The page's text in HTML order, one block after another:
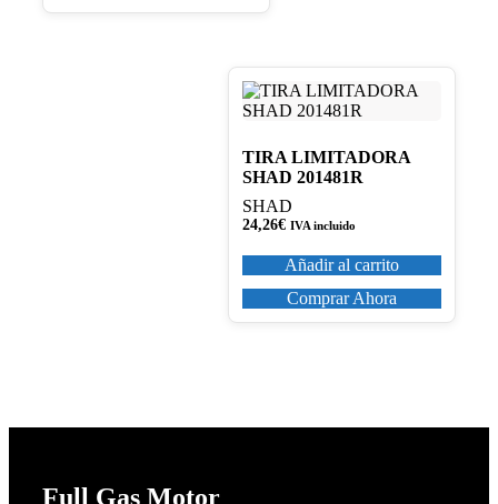
TIRA LIMITADORA
SHAD 201481R
SHAD
24,26€ IVA incluido
Añadir al carrito
Comprar Ahora
Full Gas Motor